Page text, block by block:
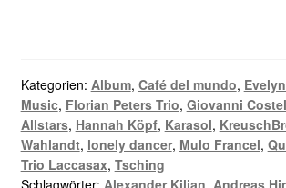
Kategorien: Album, Café del mundo,
Music, Florian Peters Trio, Giovanni
Allstars, Hannah Köpf, Karasol,
Wahlandt, lonely dancer, Mulo Francel,
Trio Laccasax, Tsching